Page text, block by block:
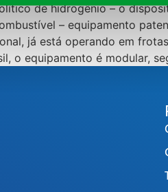
de hidrogênio – o
– equipamento
já está operando em
o equipamento é modular,